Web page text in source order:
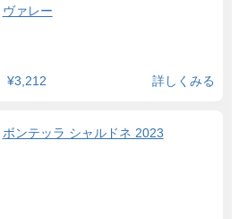
ヴァレー
¥3,212 詳しくみる
ボンテッラ シャルドネ 2023